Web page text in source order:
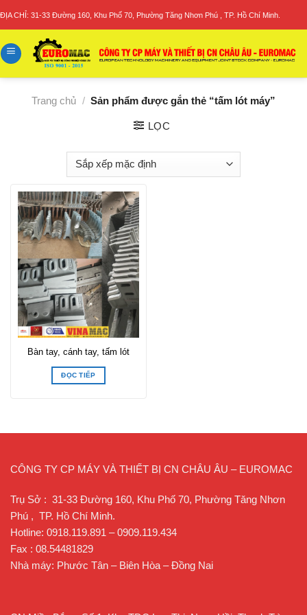
ĐỊA CHỈ: 31-33 Đường 160, Khu Phố 70, Phường Tăng Nhơn Phú , TP. Hồ Chí Minh.
Trang chủ / Sản phẩm được gắn thẻ “tấm lót máy”
LỌC
Bàn tay, cánh tay, tấm lót
ĐỌC TIẾP
CÔNG TY CP MÁY VÀ THIẾT BỊ CN CHÂU ÂU – EUROMAC
Trụ Sở : 31-33 Đường 160, Khu Phố 70, Phường Tăng Nhơn
Phú , TP. Hồ Chí Minh.
Hotline: 0918.119.891 – 0909.119.434
Fax : 08.54481829
Nhà máy: Phước Tân – Biên Hòa – Đồng Nai